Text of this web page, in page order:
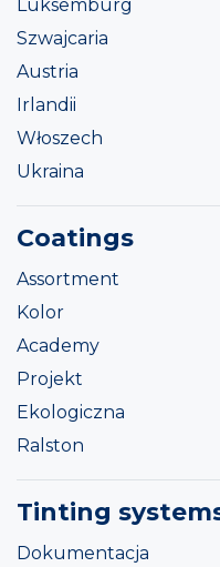
Luksemburg
Szwajcaria
Austria
Irlandii
Włoszech
Ukraina
Coatings
Assortment
Kolor
Academy
Projekt
Ekologiczna
Ralston
Tinting
Dokumentacja